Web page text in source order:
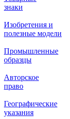
знаки
Изобретения и
полезные модели
Промышленные
образцы
Авторское
право
Географические
указания